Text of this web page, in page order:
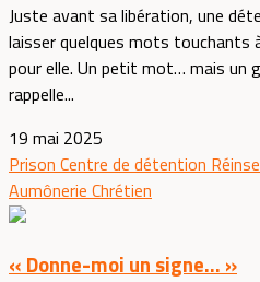
Juste avant sa libération, une
laisser quelques mots touchants
pour elle. Un petit mot… mais un
rappelle...
19 mai 2025
Prison Centre de détention
Aumônerie Chrétien
« Donne-moi un signe… »